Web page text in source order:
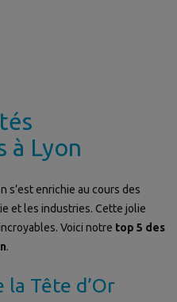
à Lyon
s’est enrichie au cours des
et les industries. Cette jolie
Voici notre top 5 des
.
la Tête d’Or